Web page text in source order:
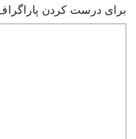
براى درست كردن پاراگراف،